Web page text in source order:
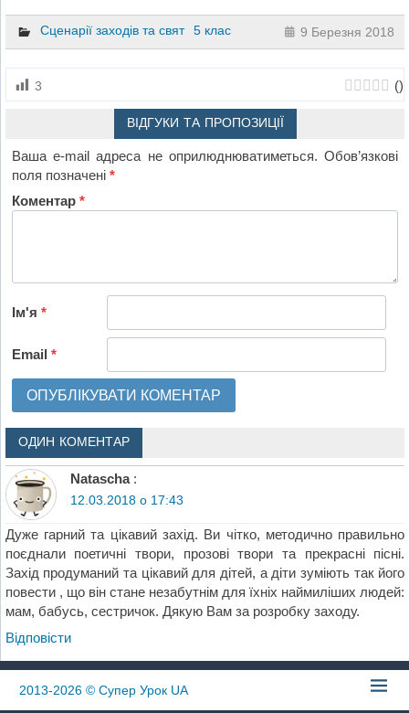
Сценарії заходів та свят 5 клас 9 Березня 2018
3 ()
ВІДГУКИ ТА ПРОПОЗИЦІЇ
Ваша e-mail адреса не оприлюднюватиметься. Обов’язкові
поля позначені*
Коментар*
Ім'я*
Email*
ОДИН КОМЕНТАР
Natascha :
12.03.2018 о 17:43
Дуже гарний та цікавий захід. Ви чітко, методично правильно
поєднали поетичні твори, прозові твори та прекрасні пісні.
Захід продуманий та цікавий для дітей, а діти зуміють так його
повести , що він стане незабутнім для їхніх наймиліших людей:
мам, бабусь, сестричок. Дякую Вам за розробку заходу.
Відповіcти
2013-2026 © Супер Урок UA